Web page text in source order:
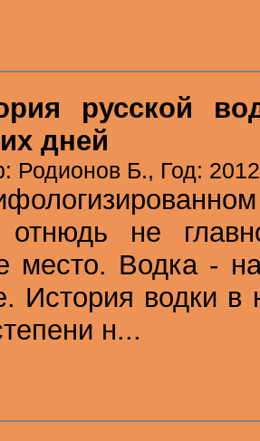
русской
дней
Родионов Б., Год: 2012
отнюдь не
место. Водка -
История водки в
н...